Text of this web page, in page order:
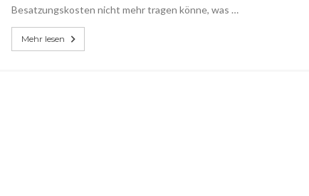
Besatzungskosten nicht mehr tragen könne, was …
Mehr lesen